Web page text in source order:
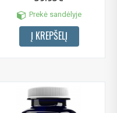
Prekė sandėlyje
Į KREPŠELĮ